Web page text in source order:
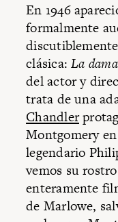
En 1946
formalmente
clásica:La
del actor y
trata de una
Chandler
Montgomery
legendario
vemos su
enteramente
de Marlowe,